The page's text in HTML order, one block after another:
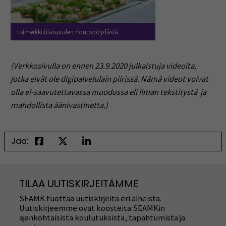
Esimerkki tilaisuuden noutopöydästä.
(Verkkosivulla on ennen 23.9.2020 julkaistuja videoita,
jotka eivät ole digipalvelulain piirissä. Nämä videot voivat
olla ei-saavutettavassa muodossa eli ilman tekstitystä ja
mahdollista äänivastinetta.)
Jaa:
TILAA UUTISKIRJEITÄMME
SEAMK tuottaa uutiskirjeitä eri aiheista.
Uutiskirjeemme ovat koosteita SEAMKin
ajankohtaisista koulutuksista, tapahtumista ja